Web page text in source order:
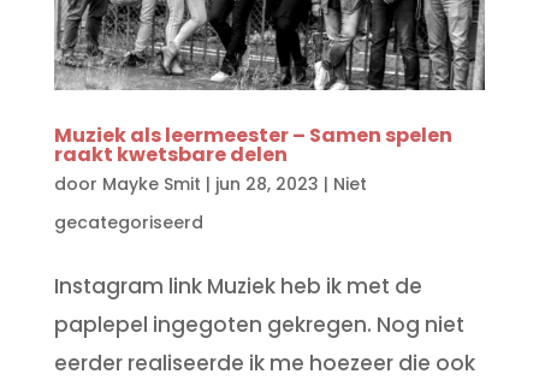
Muziek als leermeester – Samen spelen
raakt kwetsbare delen
door Mayke Smit | jun 28, 2023 | Niet
gecategoriseerd
Instagram link Muziek heb ik met de
paplepel ingegoten gekregen. Nog niet
eerder realiseerde ik me hoezeer die ook